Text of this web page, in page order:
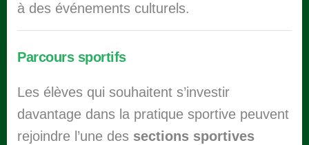
à des événements culturels.
Parcours sportifs
Les élèves qui souhaitent s’investir
davantage dans la pratique sportive peuvent
rejoindre l’une des sections sportives